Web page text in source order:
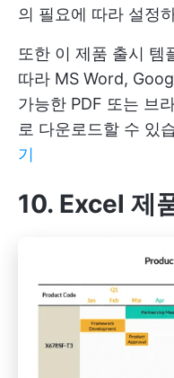
의 필요에 따라 설정
또한 이 제품 출시 템
따라 MS Word,
가능한 PDF 또는 브
로 다운로드할 수 있
기
10. Excel 제